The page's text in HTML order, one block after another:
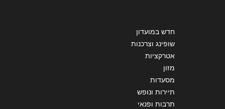
חדש במועדון
שופינג וצרכנות
אטרקציות
מזון
מסעדות
תיירות ונופש
תרבות ופנאי